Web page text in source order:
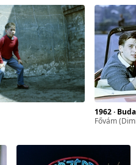
1962 ·
Fővám (Dimitrov)